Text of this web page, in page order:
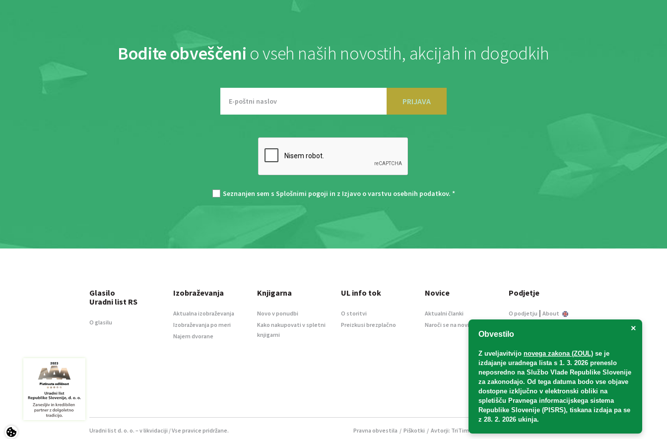
Bodite obveščeni o vseh naših novostih, akcijah in dogodkih
PRIJAVA
Seznanjen sem s Splošnimi pogoji in z Izjavo o varstvu osebnih podatkov. *
×
Obvestilo
Z uveljavitvijo novega zakona (ZOUL) se je
izdajanje uradnega lista s 1. 3. 2026 preneslo
neposredno na Službo Vlade Republike Slovenije
za zakonodajo. Od tega datuma bodo vse objave
dostopne izključno v elektronski obliki na
spletišču Pravnega informacijskega sistema
Republike Slovenije (PISRS), tiskana izdaja pa se
z 28. 2. 2026 ukinja.
Glasilo
Uradni list RS
O glasilu
Izobraževanja
Aktualna izobraževanja
Izobraževanja po meri
Najem dvorane
Knjigarna
Novo v ponudbi
Kako nakupovati v spletni
knjigarni
UL info tok
O storitvi
Preizkusi brezplačno
Novice
Aktualni članki
Naroči se na novice
Podjetje
O podjetju | About
Informacije javnega
Oglaševanje
Splošni pogoji
Izjava o varstvu osebnih
podatkov
E-dražbe
Uradni list d. o. o. – v likvidaciji / Vse pravice pridržane. Pravna obvestila / Piškotki / Avtorji: TriTim spletna agencija